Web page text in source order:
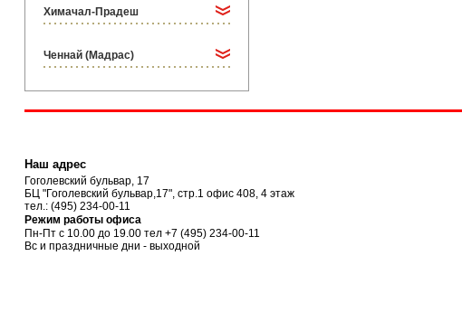
Химачал-Прадеш
Ченнай (Мадрас)
Наш адрес
Гоголевский бульвар, 17
БЦ "Гоголевский бульвар,17", стр.1 офис 408, 4 этаж
тел.: (495) 234-00-11
Режим работы офиса
Пн-Пт с 10.00 до 19.00 тел +7 (495) 234-00-11
Вс и праздничные дни - выходной